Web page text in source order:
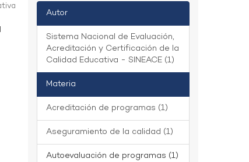
Autor
Sistema Nacional de Evaluación,
Acreditación y Certificación de la
Calidad Educativa - SINEACE (1)
Materia
Acreditación de programas (1)
Aseguramiento de la calidad (1)
Autoevaluación de programas (1)